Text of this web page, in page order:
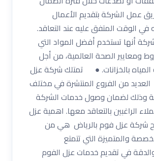
عمل الشركة بتقديم الأعمال
في الوقت المتفق عليه عند التعاقد.
أنها تستخدم أفضل المواد التي
ومعايير الصحة العالمية، من أجل
بالخزانات. ● تمتلك شركة عزل
من الفروع المنتشرة في مختلف
وذلك لضمان وصول خدمات الشركة
الراغبين بالتعاقد معها. اهمية عزل
شركة عزل فوم بالرياض هي من
والمتميزة التي تتمتع
في تقديم خدمات عزل الفوم